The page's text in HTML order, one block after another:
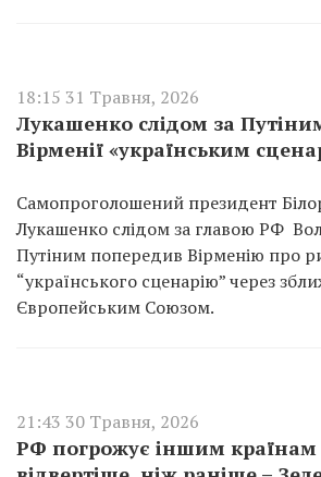
18:15 31 Травня, 2026
Лукашенко слідом за
Вірменії «українським
Самопроголошений президент
Лукашенко слідом за главою РФ
Путіним попередив Вірменію про
“українського сценарію” через
Європейським Союзом.
21:43 30 Травня, 2026
РФ погрожує іншим країнам